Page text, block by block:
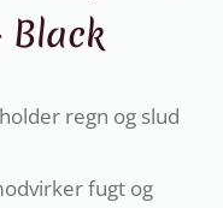
Black
regn og slud
fugt og